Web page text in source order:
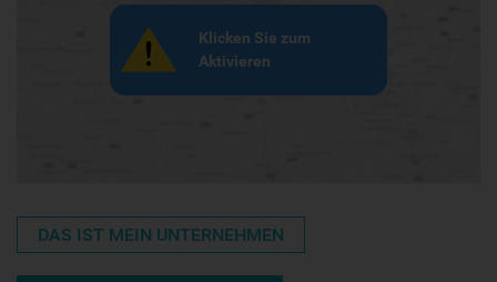
Klicken Sie zum
Aktivieren
DAS IST MEIN UNTERNEHMEN